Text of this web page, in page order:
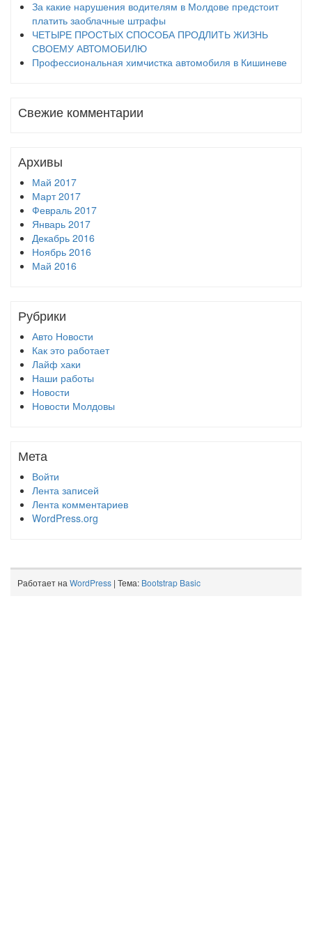
За какие нарушения водителям в Молдове предстоит
платить заоблачные штрафы
ЧЕТЫРЕ ПРОСТЫХ СПОСОБА ПРОДЛИТЬ ЖИЗНЬ
СВОЕМУ АВТОМОБИЛЮ
Профессиональная химчистка автомобиля в Кишиневе
Свежие комментарии
Архивы
Май 2017
Март 2017
Февраль 2017
Январь 2017
Декабрь 2016
Ноябрь 2016
Май 2016
Рубрики
Авто Новости
Как это работает
Лайф хаки
Наши работы
Новости
Новости Молдовы
Мета
Войти
Лента записей
Лента комментариев
WordPress.org
Работает на WordPress | Тема: Bootstrap Basic